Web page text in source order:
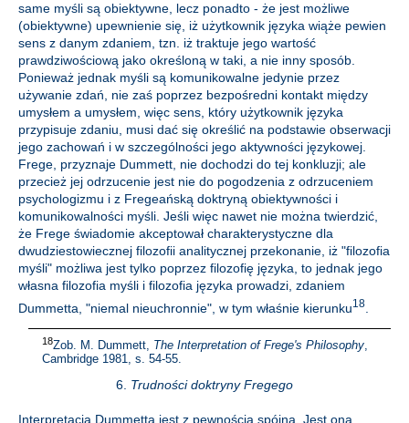
same myśli są obiektywne, lecz ponadto - że jest możliwe
(obiektywne) upewnienie się, iż użytkownik języka wiąże pewien
sens z danym zdaniem, tzn. iż traktuje jego wartość
prawdziwościową jako określoną w taki, a nie inny sposób.
Ponieważ jednak myśli są komunikowalne jedynie przez
używanie zdań, nie zaś poprzez bezpośredni kontakt między
umysłem a umysłem, więc sens, który użytkownik języka
przypisuje zdaniu, musi dać się określić na podstawie obserwacji
jego zachowań i w szczególności jego aktywności językowej.
Frege, przyznaje Dummett, nie dochodzi do tej konkluzji; ale
przecież jej odrzucenie jest nie do pogodzenia z odrzuceniem
psychologizmu i z Fregeańską doktryną obiektywności i
komunikowalności myśli. Jeśli więc nawet nie można twierdzić,
że Frege świadomie akceptował charakterystyczne dla
dwudziestowiecznej filozofii analitycznej przekonanie, iż "filozofia
myśli" możliwa jest tylko poprzez filozofię języka, to jednak jego
własna filozofia myśli i filozofia języka prowadzi, zdaniem
Dummetta, "niemal nieuchronnie", w tym właśnie kierunku18
18Zob. M. Dummett, The Interpretation of Frege's Philosophy,
Cambridge 1981, s. 54-55.
6. Trudności doktryny Fregego
Interpretacja Dummetta jest z pewnością spójna. Jest ona